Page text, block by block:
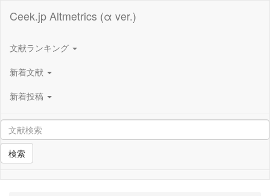
Ceek.jp Altmetrics (α ver.)
文献ランキング
新着文献
新着投稿
検索